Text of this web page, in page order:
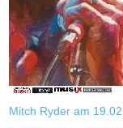
Mitch Ryder am